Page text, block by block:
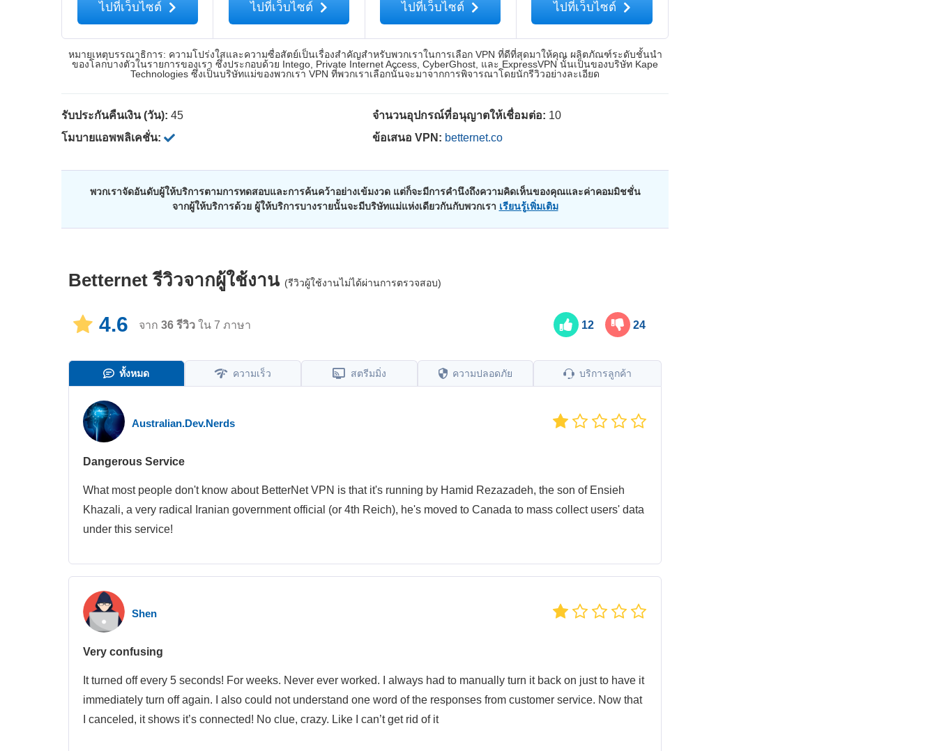
ไปที่เว็บไซต์ ไปที่เว็บไซต์ ไปที่เว็บไซต์ ไปที่เว็บไซต์
หมายเหตุบรรณาธิการ: ความโปร่งใสและความซื่อสัตย์เป็นเรื่องสำคัญสำหรับพวกเราในการเลือก VPN ที่ดีที่สุดมาให้คุณ ผลิตภัณฑ์ระดับชั้นนำ
ของโลกบางตัวในรายการของเรา ซึ่งประกอบด้วย Intego, Private Internet Access, CyberGhost, และ ExpressVPN นั้นเป็นของบริษัท Kape
Technologies ซึ่งเป็นบริษัทแม่ของพวกเรา VPN ที่พวกเราเลือกนั้นจะมาจากการพิจารณาโดยนักรีวิวอย่างละเอียด
รับประกันคืนเงิน (วัน): 45
โมบายแอพพลิเคชั่น:
จำนวนอุปกรณ์ที่อนุญาตให้เชื่อมต่อ: 10
ข้อเสนอ VPN: betternet.co
พวกเราจัดอันดับผู้ให้บริการตามการทดสอบและการค้นคว้าอย่างเข้มงวด แต่ก็จะมีการคำนึงถึงความคิดเห็นของคุณและค่าคอมมิชชั่น
จากผู้ให้บริการด้วย ผู้ให้บริการบางรายนั้นจะมีบริษัทแม่แห่งเดียวกันกับพวกเรา เรียนรู้เพิ่มเติม
Betternet รีวิวจากผู้ใช้งาน (รีวิวผู้ใช้งานไม่ได้ผ่านการตรวจสอบ)
4.6 จาก 36 รีวิว ใน 7 ภาษา 12 24
ทั้งหมด ความเร็ว สตรีมมิ่ง ความปลอดภัย บริการลูกค้า
Australian.Dev.Nerds
Dangerous Service
What most people don't know about BetterNet VPN is that it's running by Hamid Rezazadeh, the son of Ensieh
Khazali, a very radical Iranian government official (or 4th Reich), he's moved to Canada to mass collect users' data
under this service!
Shen
Very confusing
It turned off every 5 seconds! For weeks. Never ever worked. I always had to manually turn it back on just to have it
immediately turn off again. I also could not understand one word of the responses from customer service. Now that
I canceled, it shows it’s connected! No clue, crazy. Like I can’t get rid of it